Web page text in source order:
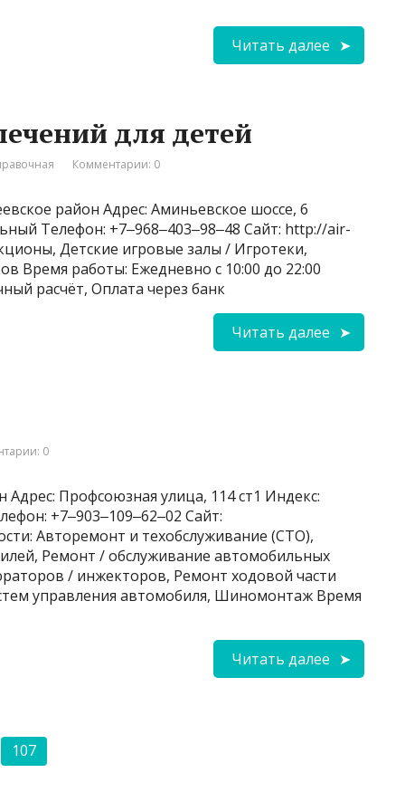
Читать далее
для детей
Комментарии: 0
район Адрес: Аминьевское шоссе, 6
Телефон: +7‒968‒403‒98‒48 Сайт: http://air-
Детские игровые залы / Игротеки,
Время работы: Ежедневно с 10:00 до 22:00
расчёт, Оплата через банк
Читать далее
0
Профсоюзная улица, 114 ст1 Индекс:
+7‒903‒109‒62‒02 Сайт:
Авторемонт и техобслуживание (СТО),
Ремонт / обслуживание автомобильных
/ инжекторов, Ремонт ходовой части
управления автомобиля, Шиномонтаж Время
Читать далее
107